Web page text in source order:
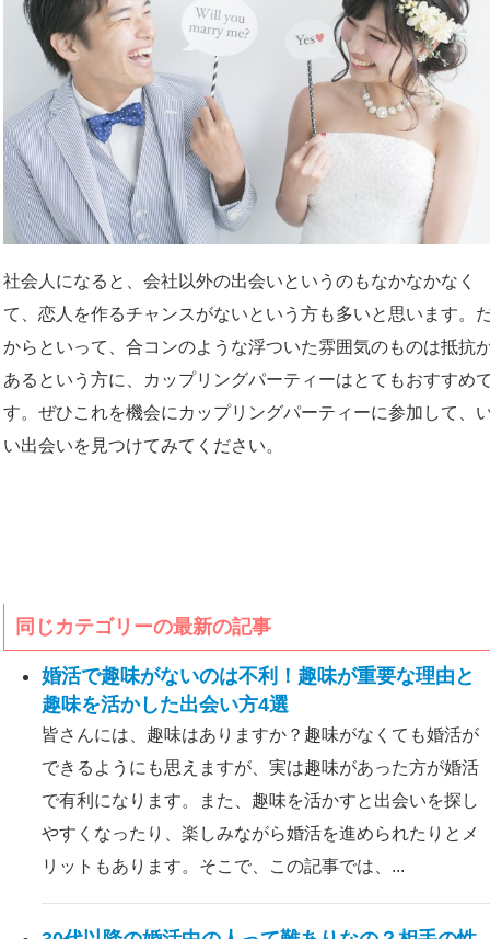
社会人になると、会社以外の出会いというのもなかなかなく
て、恋人を作るチャンスがないという方も多いと思います。
からといって、合コンのような浮ついた雰囲気のものは抵抗
あるという方に、カップリングパーティーはとてもおすすめ
す。ぜひこれを機会にカップリングパーティーに参加して、
い出会いを見つけてみてください。
同じカテゴリーの最新の記事
婚活で趣味がないのは不利！趣味が重要な理由と
趣味を活かした出会い方4選
皆さんには、趣味はありますか？趣味がなくても婚活が
できるようにも思えますが、実は趣味があった方が婚活
で有利になります。また、趣味を活かすと出会いを探し
やすくなったり、楽しみながら婚活を進められたりとメ
リットもあります。そこで、この記事では、...